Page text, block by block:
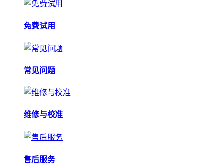
免费试用
常见问题
维修与校准
售后服务